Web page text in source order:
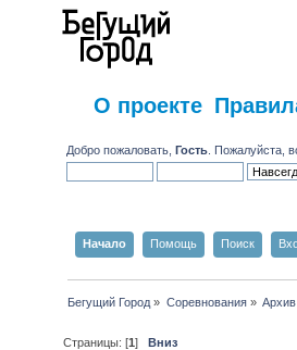
О проекте
Добро пожаловать,Гость . Пожалуйста,
Начало Помощь Поиск
Бегущий Город » Соревнования» Архив
Страницы: [1]Вниз